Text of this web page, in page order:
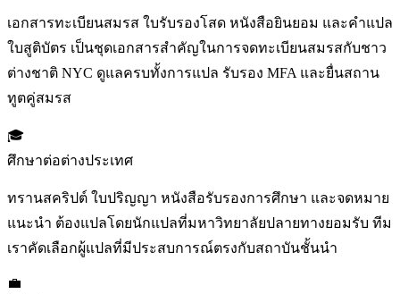
เอกสารทะเบียนสมรส ใบรับรองโสด หนังสือยินยอม และคำแปล
ใบสูติบัตร เป็นชุดเอกสารสำคัญในการจดทะเบียนสมรสกับชาว
ต่างชาติ NYC ดูแลครบทั้งการแปล รับรอง MFA และยื่นสถาน
ทูตคู่สมรส
🎓
ศึกษาต่อต่างประเทศ
ทรานสคริปต์ ใบปริญญา หนังสือรับรองการศึกษา และจดหมาย
แนะนำ ต้องแปลโดยนักแปลที่มหาวิทยาลัยปลายทางยอมรับ ทีม
เราคัดเลือกผู้แปลที่มีประสบการณ์ตรงกับสถาบันชั้นนำ
💼